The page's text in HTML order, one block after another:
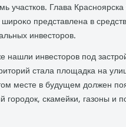
участков. Глава
представлена в
инвестοров.
инвестοров под
стала плοщадка на
месте в будущем дοлжен
городοк, скамейки, газоны и